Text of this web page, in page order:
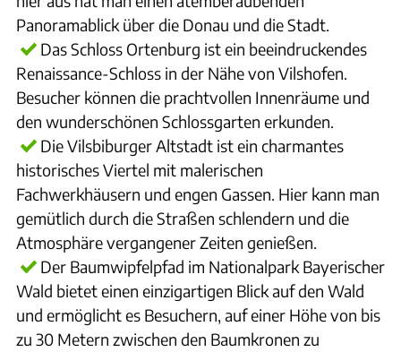
Panoramablick über die Donau und die Stadt.
Das Schloss Ortenburg ist ein beeindruckendes
Renaissance-Schloss in der Nähe von Vilshofen.
Besucher können die prachtvollen Innenräume und
den wunderschönen Schlossgarten erkunden.
Die Vilsbiburger Altstadt ist ein charmantes
historisches Viertel mit malerischen
Fachwerkhäusern und engen Gassen. Hier kann man
gemütlich durch die Straßen schlendern und die
Atmosphäre vergangener Zeiten genießen.
Der Baumwipfelpfad im Nationalpark Bayerischer
Wald bietet einen einzigartigen Blick auf den Wald
und ermöglicht es Besuchern, auf einer Höhe von bis
zu 30 Metern zwischen den Baumkronen zu